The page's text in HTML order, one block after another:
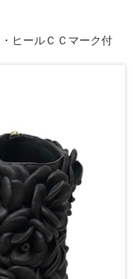
ヒールＣＣマーク付